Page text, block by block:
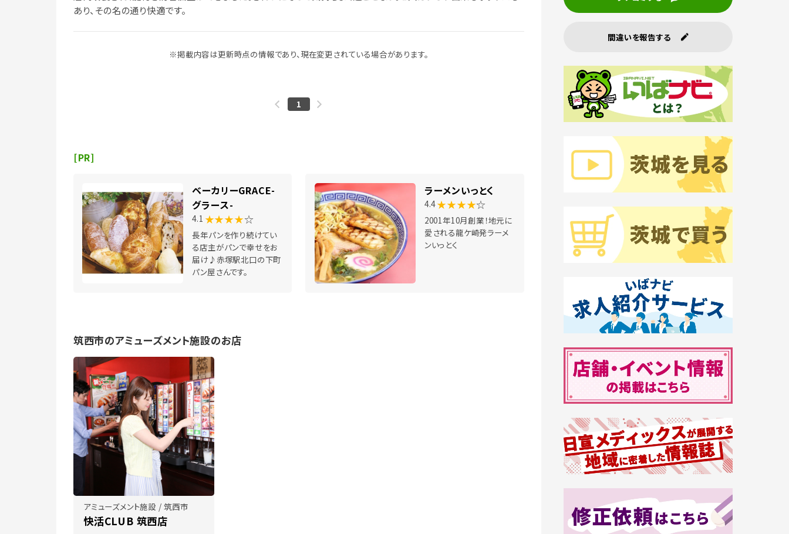
あり、その名の通り快適です。
※掲載内容は更新時点の情報であり、現在変更されている場合があります。
1
[PR]
ベーカリーGRACE-
グラース-
4.1 ★★★★☆
長年パンを作り続けてい
る店主がパンで幸せをお
届け♪赤塚駅北口の下町
パン屋さんです。
ラーメンいっとく
4.4★★★★☆
2001年10月創業！地元に
愛される龍ケ崎発ラーメ
ンいっとく
筑西市のアミューズメント施設のお店
アミューズメント施設 / 筑西市
快活CLUB 筑西店
間違いを報告する